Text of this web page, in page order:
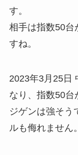
す。
相手は指数50台
すね。
2023年3月25日
なり、指数50台
ジゲンは強そう
ルも侮れません。